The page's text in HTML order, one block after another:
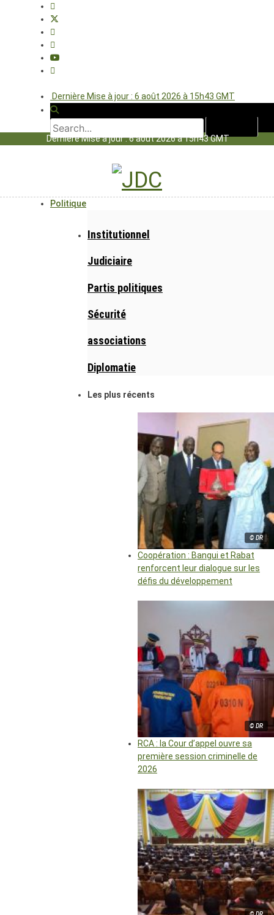
Dernière Mise à jour : 6 août 2026 à 15h43 GMT
Dernière Mise à jour : 6 août 2026 à 15h43 GMT
Politique
Institutionnel
Judiciaire
Partis politiques
Sécurité
associations
Diplomatie
Les plus récents
© DR
Coopération : Bangui et Rabat
renforcent leur dialogue sur les
défis du développement
© DR
RCA : la Cour d’appel ouvre sa
première session criminelle de
2026